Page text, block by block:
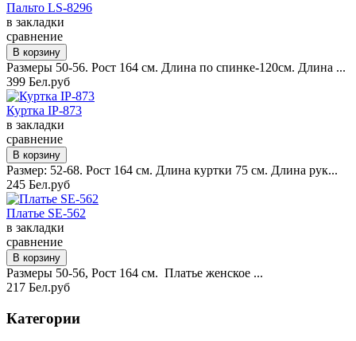
Пальто LS-8296
в закладки
сравнение
Размеры 50-56. Рост 164 см. Длина по спинке-120см. Длина ...
399 Бел.руб
Куртка IP-873
в закладки
сравнение
Размер: 52-68. Рост 164 см. Длина куртки 75 см. Длина рук...
245 Бел.руб
Платье SE-562
в закладки
сравнение
Размеры 50-56, Рост 164 см. Платье женское ...
217 Бел.руб
Категории